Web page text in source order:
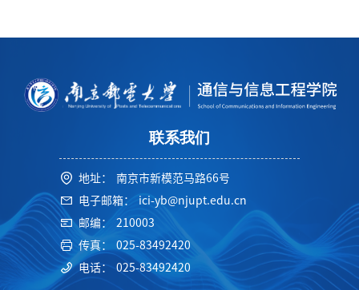
联系我们
地址：
南京市新模范马路66号
电子邮箱：
ici-yb@njupt.edu.cn
邮编：
210003
传真：
025-83492420
电话： 025-83492420